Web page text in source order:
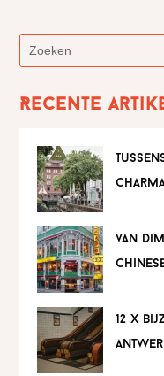
Recente
van
12 x